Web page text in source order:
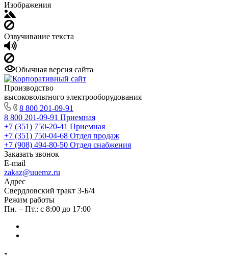
Изображения
Озвучивание текста
Обычная версия сайта
Производство
высоковольтного электрооборудования
8 800 201-09-91
8 800 201-09-91 Приемная
+7 (351) 750-20-41 Приемная
+7 (351) 750-04-68 Отдел продаж
+7 (908) 494-80-50 Отдел снабжения
Заказать звонок
E-mail
zakaz@uuemz.ru
Адрес
Свердловский тракт 3-Б/4
Режим работы
Пн. – Пт.: с 8:00 до 17:00